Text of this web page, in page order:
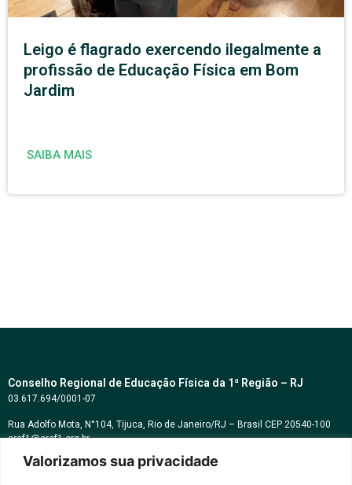
Valorizamos sua privacidade
Leigo é flagrado exercendo ilegalmente a
profissão de Educação Física em Bom
Jardim
SAIBA MAIS
Conselho Regional de Educação Física da 1ª Região – RJ
03.617.694/0001-07
Rua Adolfo Mota, N°104, Tijuca, Rio de Janeiro/RJ – Brasil CEP 20540-100
cref1@cref1.org.br
Assessoria de comunicação: